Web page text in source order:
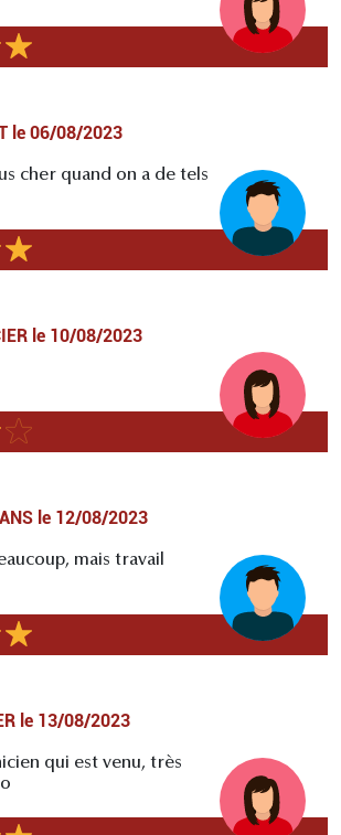
le 06/08/2023
cher quand on a de tels
le 10/08/2023
le 12/08/2023
mais travail
le 13/08/2023
qui est venu, très